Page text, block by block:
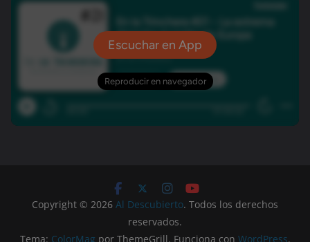
Copyright © 2026 Al Descubierto. Todos los derechos
reservados.
Tema: ColorMag por ThemeGrill. Funciona con WordPress.